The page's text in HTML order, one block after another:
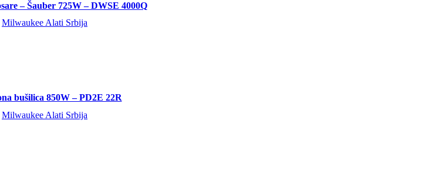
– Šauber 725W – DWSE 4000Q
Milwaukee Alati Srbija
bušilica 850W – PD2E 22R
Milwaukee Alati Srbija